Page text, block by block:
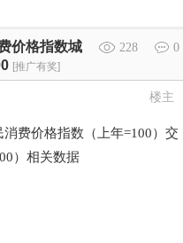
228 0
价格指数城
[推广有奖]
楼主
费价格指数（上年=100）交
）相关数据